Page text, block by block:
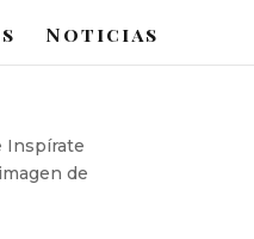
Noticias
Inspírate
de